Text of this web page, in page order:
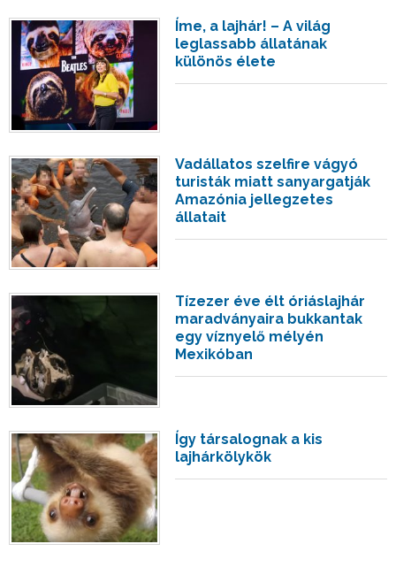
Íme, a lajhár! – A világ
leglassabb állatának
különös élete
Vadállatos szelfire vágyó
turisták miatt sanyargatják
Amazónia jellegzetes
állatait
Tízezer éve élt óriáslajhár
maradványaira bukkantak
egy víznyelő mélyén
Mexikóban
Így társalognak a kis
lajhárkölykök